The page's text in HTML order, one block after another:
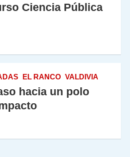
Ciencia Pública
EL RANCO VALDIVIA
hacia un polo